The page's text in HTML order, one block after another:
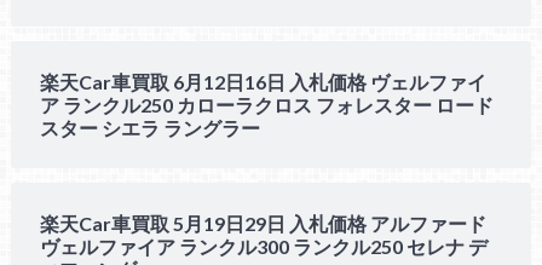
楽天Car車買取 6月12日16日 入札価格 ヴェルファイ
ア ランクル250 カローラクロス フォレスター ロード
スター シエラ ラングラー
楽天Car車買取 5月19日29日 入札価格 アルファード
ヴェルファイア ランクル300 ランクル250 セレナ デ